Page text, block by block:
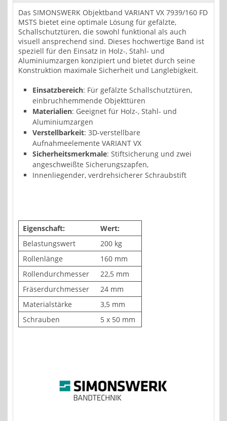
Das SIMONSWERK Objektband VARIANT VX 7939/160 FD
MSTS bietet eine optimale Lösung für gefälzte,
Schallschutztüren, die sowohl funktional als auch
visuell ansprechend sind. Dieses hochwertige Band ist
speziell für den Einsatz in Holz-, Stahl- und
Aluminiumzargen konzipiert und bietet durch seine
Konstruktion maximale Sicherheit und Langlebigkeit.
Einsatzbereich: Für gefälzte Schallschutztüren,
einbruchhemmende Objekttüren
Materialien: Geeignet für Holz-, Stahl- und
Aluminiumzargen
Verstellbarkeit: 3D-verstellbare
Aufnahmeelemente VARIANT VX
Sicherheitsmerkmale: Stiftsicherung und zwei
angeschweißte Sicherungszapfen,
Innenliegender, verdrehsicherer Schraubstift
Eigenschaft:
Wert:
Belastungswert
200 kg
Rollenlänge
160 mm
Rollendurchmesser
22,5 mm
Fräserdurchmesser
24 mm
Materialstärke
3,5 mm
Schrauben
5 x 50 mm